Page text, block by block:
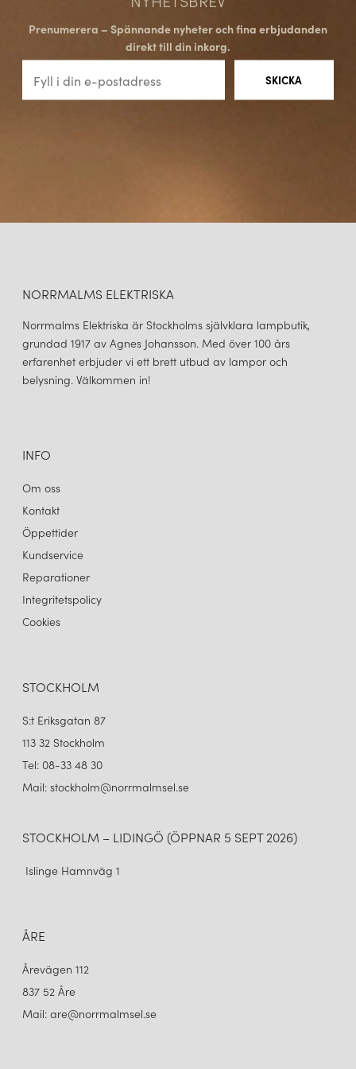
Nordlux värdesätter sina kunder och strävar efter att erbjuda en
professionell och engagerad service. Med fokus på kundens
behov och önskemål är varumärket dedikerat till att leverera
högkvalitativa produkter och skapa långvariga relationer med
Prenumerera – Spännande nyheter och fina erbjudanden
direkt till din inkorg.
NORRMALMS ELEKTRISKA
Norrmalms Elektriska är Stockholms självklara lampbutik,
grundad 1917 av Agnes Johansson. Med över 100 års
erfarenhet erbjuder vi ett brett utbud av lampor och
belysning. Välkommen in!
INFO
Om oss
Kontakt
Öppettider
Kundservice
Reparationer
Integritetspolicy
Cookies
STOCKHOLM
S:t Eriksgatan 87
113 32 Stockholm
Tel: 08-33 48 30
Mail: stockholm@norrmalmsel.se
STOCKHOLM – LIDINGÖ (ÖPPNAR 5 SEPT 2026)
Islinge Hamnväg 1
ÅRE
Årevägen 112
837 52 Åre
Mail: are@norrmalmsel.se